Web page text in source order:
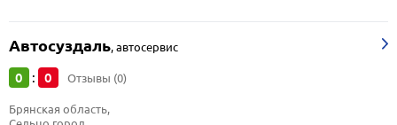
Автосуздаль,автосервис
0 : 0 Отзывы (0)
Брянская область,